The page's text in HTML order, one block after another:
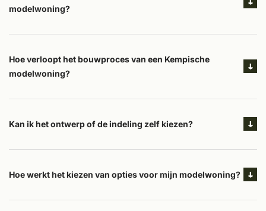
modelwoning?
Hoe verloopt het bouwproces van een Kempische
modelwoning?
Kan ik het ontwerp of de indeling zelf kiezen?
Hoe werkt het kiezen van opties voor mijn modelwoning?